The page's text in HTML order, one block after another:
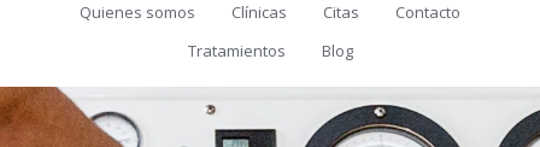
Quienes somos Clínicas Citas
Contacto
Tratamientos
Blog